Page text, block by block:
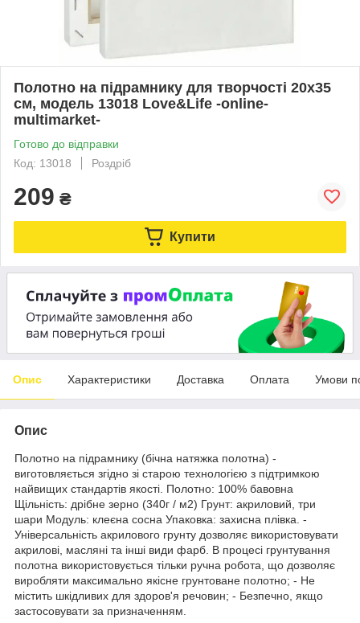
Полотно на підрамнику для творчості 20х35
см, модель 13018 Love&Life -online-
multimarket-
Готово до відправки
Код: 13018
Роздріб
209 ₴
Купити
Опис Характеристики Доставка Оплата Умови
Опис
Полотно на підрамнику (бічна натяжка полотна) -
виготовляється згідно зі старою технологією з підтримкою
найвищих стандартів якості. Полотно: 100% бавовна
Щільність: дрібне зерно (340г / м2) Грунт: акриловий, три
шари Модуль: клеєна сосна Упаковка: захисна плівка. -
Універсальність акрилового грунту дозволяє використовувати
акрилові, масляні та інші види фарб. В процесі грунтування
полотна використовується тільки ручна робота, що дозволяє
виробляти максимально якісне грунтоване полотно; - Не
містить шкідливих для здоров'я речовин; - Безпечно, якщо
застосовувати за призначенням.